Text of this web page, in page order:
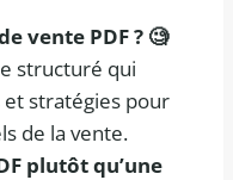
vente PDF ? 🧐
structuré qui
stratégies pour
de la vente.
plutôt qu’une